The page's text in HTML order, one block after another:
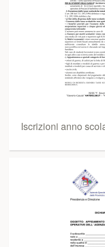
Iscrizioni anno